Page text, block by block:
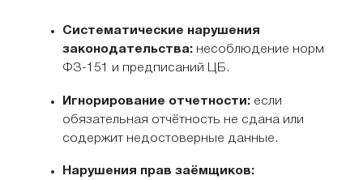
Систематические нарушения
законодательства:несоблюдение норм
ФЗ-151 и предписаний ЦБ.
Игнорирование отчетности:если
обязательная отчётность не сдана или
содержит недостоверные данные.
Нарушения прав заёмщиков: